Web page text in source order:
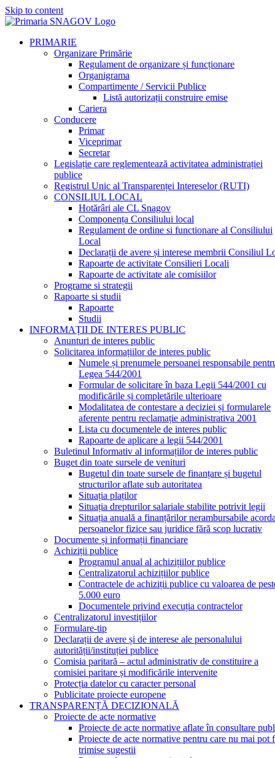
Skip to content
PRIMARIE
Organizare Primărie
Regulament de organizare și funcționare
Organigrama
Compartimente / Servicii Publice
Listă autorizații construire emise
Cariera
Conducere
Primar
Viceprimar
Secretar
Legislație care reglementează activitatea administrației
publice
Registrul Unic al Transparenței Intereselor (RUTI)
CONSILIUL LOCAL
Hotărâri ale CL Snagov
Componența Consiliului local
Regulament de ordine si functionare al Consiliului
Local
Declarații de avere și interese membrii Consiliul
Rapoarte de activitate Consilieri Locali
Rapoarte de activitate ale comisiilor
Programe si strategii
Rapoarte si studii
Rapoarte
Studii
INFORMAȚII DE INTERES PUBLIC
Anunturi de interes public
Solicitarea informațiilor de interes public
Numele și prenumele persoanei responsabile
Legea 544/2001
Formular de solicitare în baza Legii 544/2001 cu
modificările și completările ulterioare
Modalitatea de contestare a deciziei și formularele
aferente pentru reclamație administrativa 2001
Lista cu documentele de interes public
Rapoarte de aplicare a legii 544/2001
Buletinul Informativ al informațiilor de interes public
Buget din toate sursele de venituri
Bugetul din toate sursele de finanțare și bugetul
structurilor aflate sub autoritatea
Situația plaților
Situația drepturilor salariale stabilite potrivit legii
Situația anuală a finanțărilor nerambursabile
persoanelor fizice sau juridice fără scop lucrativ
Documente și informații financiare
Achiziții publice
Programul anual al achizițiilor publice
Centralizatorul achizițiilor publice
Contractele de achiziții publice cu valoarea de
5.000 euro
Documentele privind execuția contractelor
Centralizatorul investițiilor
Formulare-tip
Declarații de avere și de interese ale personalului
autorității/instituției publice
Comisia paritară – actul administrativ de constituire a
comisiei paritare și modificările intervenite
Protecția datelor cu caracter personal
Publicitate proiecte europene
TRANSPARENȚĂ DECIZIONALĂ
Proiecte de acte normative
Proiecte de acte normative aflate în consultare
Proiecte de acte normative pentru care nu mai pot
trimise sugestii